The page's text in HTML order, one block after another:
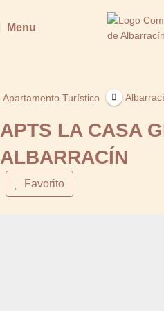
Menu
Apartamento Turístico
APTS LA CASA
ALBARRACÍN
Favorito